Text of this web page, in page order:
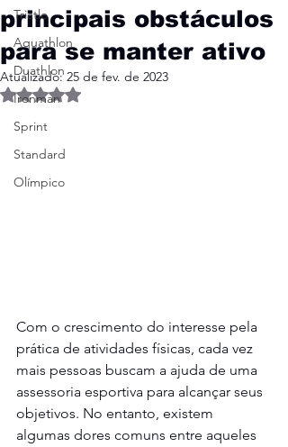
Triatlo
Aquathlon
Duathlon
Ironman
Sprint
Standard
Olímpico
principais obstáculos
para se manter ativo
Atualizado:25 de fev. de 2023
Avaliado com NaN de 5 estrelas.
Com o crescimento do interesse pela
prática de atividades físicas, cada vez
mais pessoas buscam a ajuda de uma
assessoria esportiva para alcançar seus
objetivos. No entanto, existem
algumas dores comuns entre aqueles